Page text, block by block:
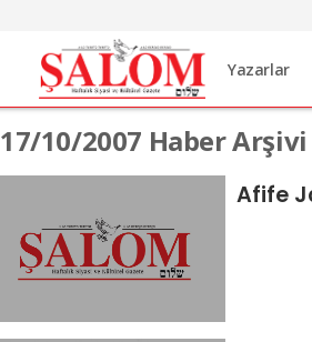
Yazarlar
17/10/2007 Haber Arşivi
Afife